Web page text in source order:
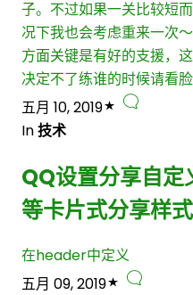
子。不过如果一关比较短
况下我也会考虑重来一次
方面关键是有好的支援，
决定不了练谁的时候请看
五月 10, 2019
In技术
QQ设置分享自
等卡片式分享样式
在header中定义
五月 09, 2019